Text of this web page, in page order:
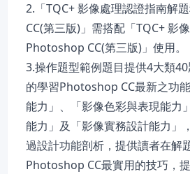
2.「TQC+ 影像處理認證指南解
CC(第三版)」需搭配「TQC+ 影
Photoshop CC(第三版)」使用。
3.操作題型範例題目提供4大類
的學習Photoshop CC最新之功
能力」、「影像色彩與表現能力
能力」及「影像實務設計能力」
過設計功能剖析，提供讀者在解
Photoshop CC最實用的技巧，提